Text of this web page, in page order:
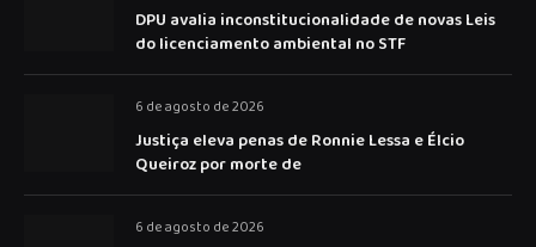
DPU avalia inconstitucionalidade de novas Leis
do licenciamento ambiental no STF
6 de agosto de 2026
Justiça eleva penas de Ronnie Lessa e Élcio
Queiroz por morte de
6 de agosto de 2026